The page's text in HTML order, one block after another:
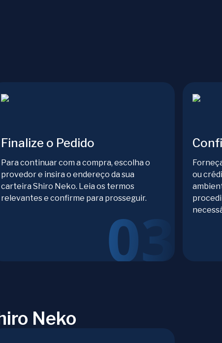
Finalize o Pedido
Para continuar com a compra, escolha o
provedor e insira o endereço da sua
carteira Shiro Neko. Leia os termos
relevantes e confirme para prosseguir.
ou
Neko